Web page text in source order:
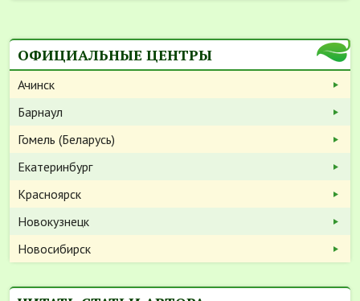
ОФИЦИАЛЬНЫЕ ЦЕНТРЫ
Ачинск
Барнаул
Гомель (Беларусь)
Екатеринбург
Красноярск
Новокузнецк
Новосибирск